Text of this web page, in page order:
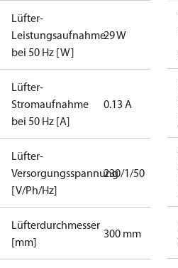
Lüfter-
Leistungsaufnahme
bei 50 Hz [W]
29 W
Lüfter-
Stromaufnahme
bei 50 Hz [A]
0.13 A
Lüfter-
Versorgungsspannung
[V/Ph/Hz]
230/1/50
Lüfterdurchmesser
[mm]
300 mm